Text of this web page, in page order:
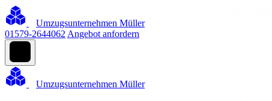
Umzugsunternehmen Müller
01579-2644062 Angebot anfordern
Umzugsunternehmen Müller